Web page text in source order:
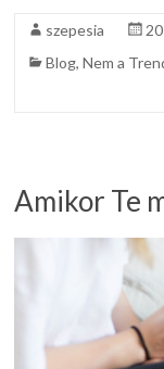
szepesia
Blog,Nem a
Amikor Te